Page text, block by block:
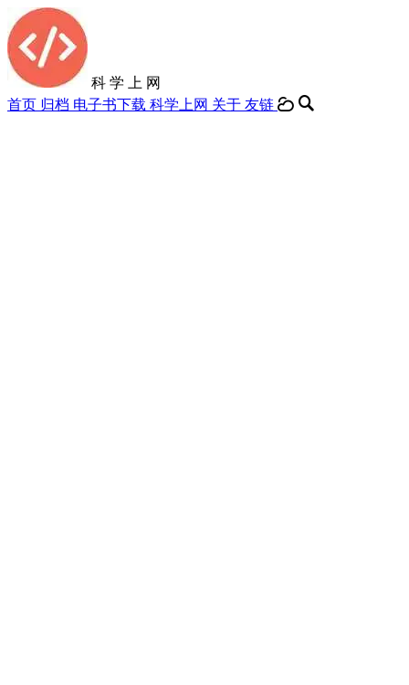
科 学 上 网
首页 归档 电子书下载 科学上网 关于 友链